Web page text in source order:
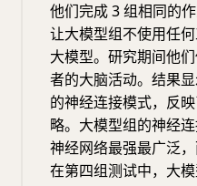
他们完成 3 组相同的
让大模型组不使用任
大模型。研究期间他
者的大脑活动。结果
的神经连接模式，反
略。大模型组的神经
神经网络最强最广泛
在第四组测试中，大